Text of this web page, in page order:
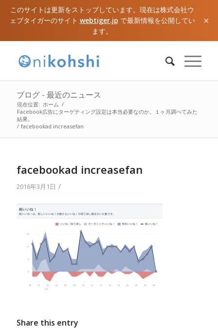
このサイトは更新をストップしています。現在は株式会社ウ
ェブタイガーのサイト webtiger.jp で最新情報を公開してい
ます。
×
ブログ - 最近のニュース
現在位置: ホーム /
Facebook広告にターゲティング設定は本当必要なのか。１ヶ月調べてみた
結果。
/ facebookad increasefan
facebookad increasefan
2016年3月1日 /
Share this entry